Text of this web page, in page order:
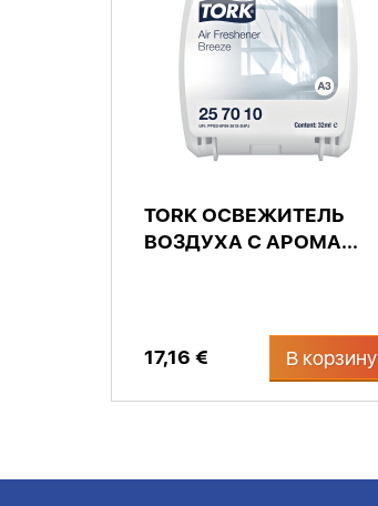
TORK ОСВЕЖИТЕЛЬ
ВОЗДУХА С АРОМА...
17,16 € В корзину